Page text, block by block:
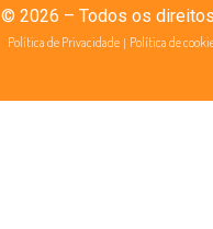
© 2026 – Todos os
Política de Privacidade | Política de